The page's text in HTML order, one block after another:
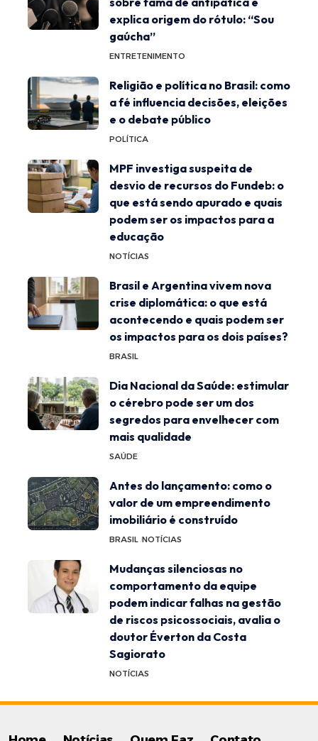
explica origem do rótulo: “Sou
gaúcha”
ENTRETENIMENTO
Religião e política no Brasil: como
a fé influencia decisões, eleições
e o debate público
POLÍTICA
MPF investiga suspeita de
desvio de recursos do Fundeb: o
que está sendo apurado e quais
podem ser os impactos para a
educação
NOTÍCIAS
Brasil e Argentina vivem nova
crise diplomática: o que está
acontecendo e quais podem ser
os impactos para os dois países?
BRASIL
Dia Nacional da Saúde: estimular
o cérebro pode ser um dos
segredos para envelhecer com
mais qualidade
SAÚDE
Antes do lançamento: como o
valor de um empreendimento
imobiliário é construído
BRASIL NOTÍCIAS
Mudanças silenciosas no
comportamento da equipe
podem indicar falhas na gestão
de riscos psicossociais, avalia o
doutor Éverton da Costa
Sagiorato
NOTÍCIAS